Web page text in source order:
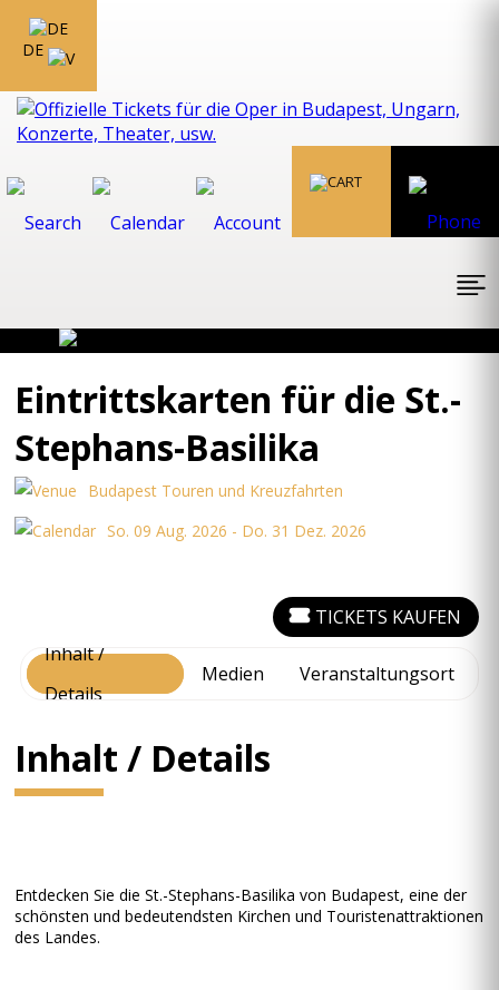
DE
Eintrittskarten für die St.-
Stephans-Basilika
Budapest Touren und Kreuzfahrten
So. 09 Aug. 2026 - Do. 31 Dez. 2026
Inhalt /
Details
Medien Veranstaltungsort
TICKETS KAUFEN
Inhalt / Details
Entdecken Sie die St.-Stephans-Basilika von Budapest, eine der
schönsten und bedeutendsten Kirchen und Touristenattraktionen
des Landes.